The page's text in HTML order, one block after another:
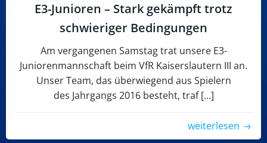
E3-Junioren – Stark gekämpft trotz
schwieriger Bedingungen
Am vergangenen Samstag trat unsere E3-
Juniorenmannschaft beim VfR Kaiserslautern III an.
Unser Team, das überwiegend aus Spielern
des Jahrgangs 2016 besteht, traf […]
weiterlesen